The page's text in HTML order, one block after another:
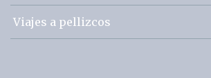
Viajes a pellizcos